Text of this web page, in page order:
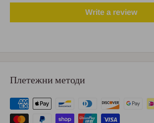
Write a review
Плетежни методи